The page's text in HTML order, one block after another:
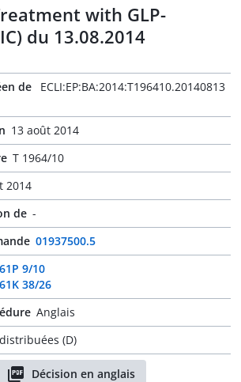
with GLP-
du 13.08.2014
de
ECLI:EP:BA:2014:T196410.20140813
13 août 2014
T 1964/10
2014
de -
01937500.5
9/10
38/26
Anglais
(D)
Décision en anglais